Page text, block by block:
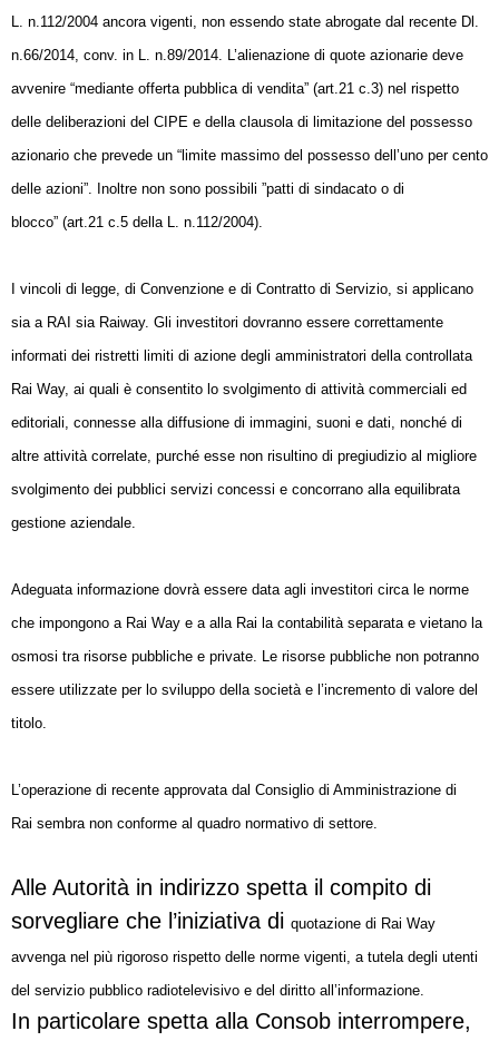
L. n.112/2004 ancora vigenti, non essendo state abrogate dal recente Dl.
n.66/2014, conv. in L. n.89/2014. L’alienazione di quote azionarie deve
avvenire “mediante offerta pubblica di vendita” (art.21 c.3) nel rispetto
delle deliberazioni del CIPE e della clausola di limitazione del possesso
azionario che prevede un “limite massimo del possesso dell’uno per cento
delle azioni”. Inoltre non sono possibili ”patti di sindacato o di
blocco” (art.21 c.5 della L. n.112/2004).
I vincoli di legge, di Convenzione e di Contratto di Servizio, si applicano
sia a RAI sia Raiway. Gli investitori dovranno essere correttamente
informati dei ristretti limiti di azione degli amministratori della controllata
Rai Way, ai quali è consentito lo svolgimento di attività commerciali ed
editoriali, connesse alla diffusione di immagini, suoni e dati, nonché di
altre attività correlate, purché esse non risultino di pregiudizio al migliore
svolgimento dei pubblici servizi concessi e concorrano alla equilibrata
gestione aziendale.
Adeguata informazione dovrà essere data agli investitori circa le norme
che impongono a Rai Way e a alla Rai la contabilità separata e vietano la
osmosi tra risorse pubbliche e private. Le risorse pubbliche non potranno
essere utilizzate per lo sviluppo della società e l’incremento di valore del
titolo.
L’operazione di recente approvata dal Consiglio di Amministrazione di
Rai sembra non conforme al quadro normativo di settore.
Alle Autorità in indirizzo spetta il compito di
sorvegliare che l’iniziativa di quotazione di Rai Way
avvenga nel più rigoroso rispetto delle norme vigenti, a tutela degli utenti
del servizio pubblico radiotelevisivo e del diritto all’informazione.
In particolare spetta alla Consob interrompere,